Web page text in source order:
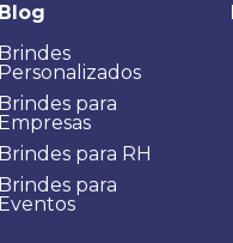
Blog
Brindes
Personalizados
Brindes para
Empresas
Brindes para RH
Brindes para
Eventos